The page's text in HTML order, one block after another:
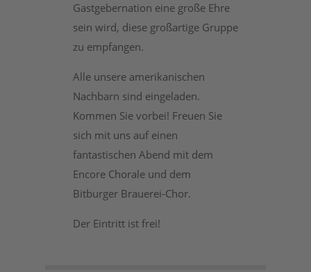
Gastgebernation eine große Ehre
sein wird, diese großartige Gruppe
zu empfangen.
Alle unsere amerikanischen
Nachbarn sind eingeladen.
Kommen Sie vorbei! Freuen Sie
sich mit uns auf einen
fantastischen Abend mit dem
Encore Chorale und dem
Bitburger Brauerei-Chor.
Der Eintritt ist frei!